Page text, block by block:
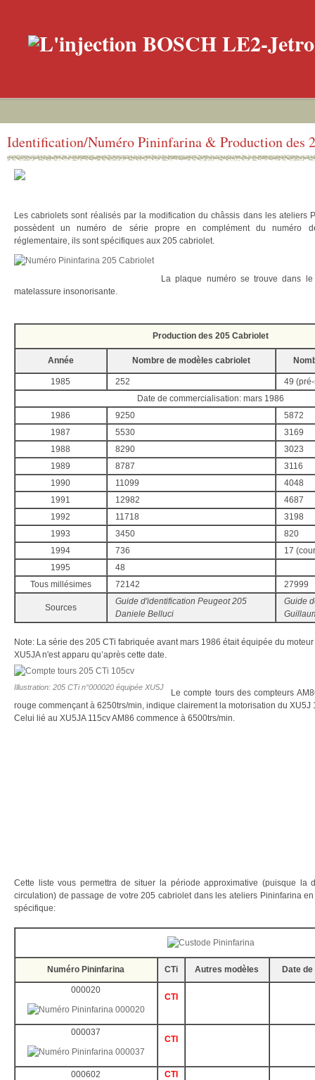
Identification/Numéro Pininfarina & Production des
Les cabriolets sont réalisés par la modification du châssis dans les ateliers
possèdent un numéro de série propre en complément du numéro
réglementaire, ils sont spécifiques aux 205 cabriolet.
La plaque numéro se trouve dans
matelassure insonorisante.
Production des 205 Cabriolet
Année Nombre de modèles cabriolet
1985 252
49
Date de commercialisation: mars 1986
1986
9250
5872
1987
5530
3169
1988
8290
3023
1989
8787
3116
1990
11099
4048
1991
12982
4687
1992
11718
3198
1993
3450
820
1994
736
17
1995
48
Tous millésimes
72142 27999
Sources
Guide d'identification Peugeot 205
Daniele Belluci
Guide
Note: La série des 205 CTi fabriquée avant mars 1986 était équipée du
XU5JA n'est apparu qu’après cette date.
Illustration: 205 CTi n°000020 équipée XU5J
Le compte tours des compteurs
rouge commençant à 6250trs/min, indique clairement la motorisation du XU5J
Celui lié au XU5JA 115cv AM86 commence à 6500trs/min.
Cette liste vous permettra de situer la période approximative (puisque la
circulation) de passage de votre 205 cabriolet dans les ateliers Pininfarina
spécifique:
Numéro Pininfarina CTi Autres modèles Date
000020
CTI
000037
CTI
000602
CTI